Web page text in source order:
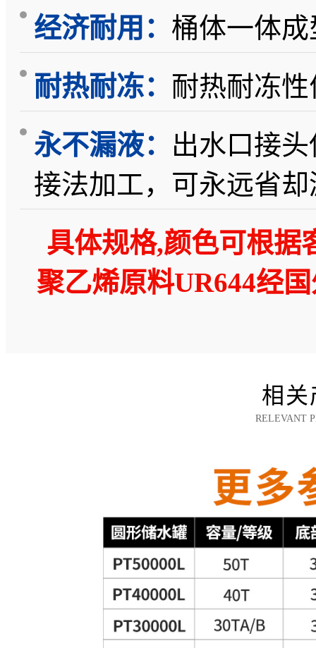
经济耐用： 桶体一体
耐热耐冻： 耐热耐冻
永不漏液： 出水口接
接法加工，可永远省
具体规格,颜色可根据
聚乙烯原料UR644经
相关
RELEVANT